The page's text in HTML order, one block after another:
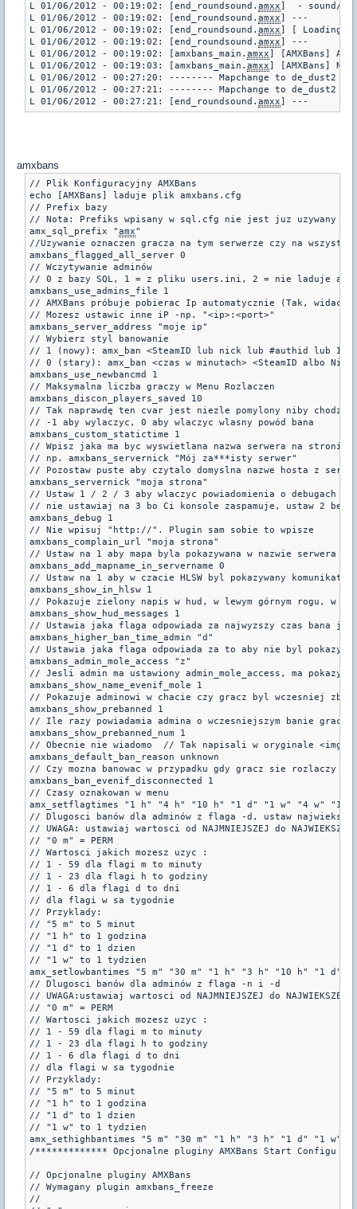
L 01/06/2012 - 00:19:02: [end_roundsound. amxx]  - sound/
L 01/06/2012 - 00:19:02: [end_roundsound. amxx] ---
L 01/06/2012 - 00:19:02: [end_roundsound. amxx] [ Loading 0
L 01/06/2012 - 00:19:02: [end_roundsound. amxx] ---
L 01/06/2012 - 00:19:02: [amxbans_main. amxx] [AMXBans]
L 01/06/2012 - 00:19:03: [amxbans_main. amxx] [AMXBans] Nie
L 01/06/2012 - 00:27:20: -------- Mapchange to de_dust2
L 01/06/2012 - 00:27:21: -------- Mapchange to de_dust2
L 01/06/2012 - 00:27:21: [end_roundsound. amxx
amxbans
// Plik Konfiguracyjny AMXBans
echo [AMXBans] laduje plik amxbans.cfg
// Prefix bazy
// Nota: Prefiks wpisany w sql.cfg nie jest juz uzywany
amx_sql_prefix "amx"
//Uzywanie oznaczen gracza na tym serwerze czy na
amxbans_flagged_all_server 0
// Wczytywanie adminów
// 0 z bazy SQL, 1 = z pliku users.ini, 2 = nie laduje
amxbans_use_admins_file 1
// AMXBans próbuje pobierac Ip automatycznie (Tak, widac
// Mozesz ustawic inne iP -np. "<ip>:<port>"
amxbans_server_address "moje ip"
// Wybierz styl banowanie
// 1 (nowy): amx_ban <SteamID lub nick lub #authid lub IP>
// 0 (stary): amx_ban <czas w minutach> <SteamID albo
amxbans_use_newbancmd 1
// Maksymalna liczba graczy w Menu Rozlaczen
amxbans_discon_players_saved 10
// Tak naprawdę ten cvar jest niezle pomylony niby chodzi o
// -1 aby wylaczyc, 0 aby wlaczyc wlasny powód bana
amxbans_custom_statictime 1
// Wpisz jaka ma byc wyswietlana nazwa serwera na stronie
// np. amxbans_servernick "Mój za***isty serwer"
// Pozostaw puste aby czytalo domyslna nazwe hosta z
amxbans_servernick "moja strona"
// Ustaw 1 / 2 / 3 aby wlaczyc powiadomienia o debugach w
// nie ustawiaj na 3 bo Ci konsole zaspamuje, ustaw 2
amxbans_debug 1
// Nie wpisuj "http://". Plugin sam sobie to wpisze
amxbans_complain_url "moja strona"
// Ustaw na 1 aby mapa byla pokazywana w nazwie serwera
amxbans_add_mapname_in_servername 0
// Ustaw na 1 aby w czacie HLSW byl pokazywany komunikat o
amxbans_show_in_hlsw 1
// Pokazuje zielony napis w hud, w lewym górnym rogu, w
amxbans_show_hud_messages 1
// Ustawia jaka flaga odpowiada za najwyzszy czas bana
amxbans_higher_ban_time_admin "d"
// Ustawia jaka flaga odpowiada za to aby nie byl
amxbans_admin_mole_access "z"
// Jesli admin ma ustawiony admin_mole_access, ma
amxbans_show_name_evenif_mole 1
// Pokazuje adminowi w chacie czy gracz byl wczesniej
amxbans_show_prebanned 1
// Ile razy powiadamia admina o wczesniejszym banie gracza
amxbans_show_prebanned_num 1
// Obecnie nie wiadomo  // Tak napisali w oryginale <img
amxbans_default_ban_reason unknown
// Czy mozna banowac w przypadku gdy gracz sie rozlaczy .
amxbans_ban_evenif_disconnected 1
// Czasy oznakowan w menu
amx_setflagtimes "1 h" "4 h" "10 h" "1 d" "1 w" "4 w" "12
// Dlugosci banów dla adminów z flaga -d, ustaw najwieksze
// UWAGA: ustawiaj wartosci od NAJMNIEJSZEJ do
// "0 m" = PERM
// Wartosci jakich mozesz uzyc :
// 1 - 59 dla flagi m to minuty
// 1 - 23 dla flagi h to godziny
// 1 - 6 dla flagi d to dni
// dla flagi w sa tygodnie
// Przyklady:
// "5 m" to 5 minut
// "1 h" to 1 godzina
// "1 d" to 1 dzien
// "1 w" to 1 tydzien
amx_setlowbantimes "5 m" "30 m" "1 h" "3 h" "10 h" "1 d"
// Dlugosci banów dla adminów z flaga -n i -d
// UWAGA:ustawiaj wartosci od NAJMNIEJSZEJ do
// "0 m" = PERM
// Wartosci jakich mozesz uzyc :
// 1 - 59 dla flagi m to minuty
// 1 - 23 dla flagi h to godziny
// 1 - 6 dla flagi d to dni
// dla flagi w sa tygodnie
// Przyklady:
// "5 m" to 5 minut
// "1 h" to 1 godzina
// "1 d" to 1 dzien
// "1 w" to 1 tydzien
amx_sethighbantimes "5 m" "30 m" "1 h" "3 h" "1 d" "1 w"
/************* Opcjonalne pluginy AMXBans Start
// Opcjonalne pluginy AMXBans
// Wymagany plugin amxbans_freeze
//